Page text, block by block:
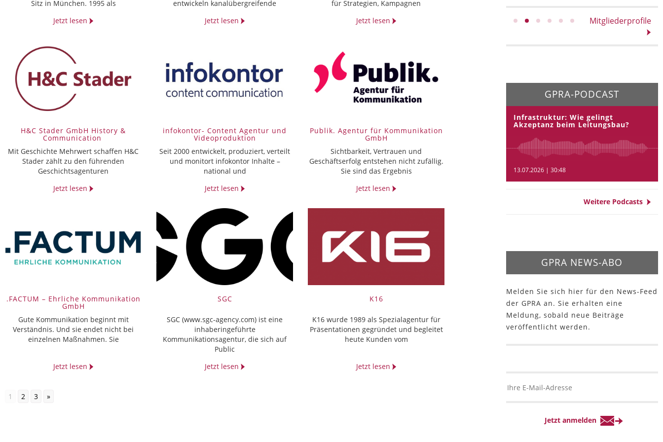
Sitz in München. 1995 als
Jetzt lesen
entwickeln kanalübergreifende
Jetzt lesen
für Strategien, Kampagnen
Jetzt lesen
H&C Stader GmbH History &
Communication
Mit Geschichte Mehrwert schaffen H&C
Stader zählt zu den führenden
Geschichtsagenturen
Jetzt lesen
infokontor- Content Agentur und
Video­produktion
Seit 2000 entwickelt, produziert, verteilt
und monitort infokontor Inhalte –
national und
Jetzt lesen
Publik. Agentur für Kommunikation
GmbH
Sichtbarkeit, Vertrauen und
Geschäftserfolg entstehen nicht zufällig.
Sie sind das Ergebnis
Jetzt lesen
.FACTUM – Ehrliche Kommunikation
GmbH
Gute Kommunikation beginnt mit
Verständnis. Und sie endet nicht bei
einzelnen Maßnahmen. Sie
Jetzt lesen
SGC
SGC (www.sgc-agency.com) ist eine
inhaberingeführte
Kommunikationsagentur, die sich auf
Public
Jetzt lesen
K16
K16 wurde 1989 als Spezialagentur für
Präsentationen gegründet und begleitet
heute Kunden vom
Jetzt lesen
1 2 3 »
Mitgliederprofile
GPRA-PODCAST
Infrastruktur: Wie gelingt
Akzeptanz beim Leitungsbau?
13.07.2026 | 30:48
Weitere Podcasts
GPRA NEWS-ABO
Melden Sie sich hier für den News-Feed
der GPRA an. Sie erhalten eine
Meldung, sobald neue Beiträge
veröffentlicht werden.